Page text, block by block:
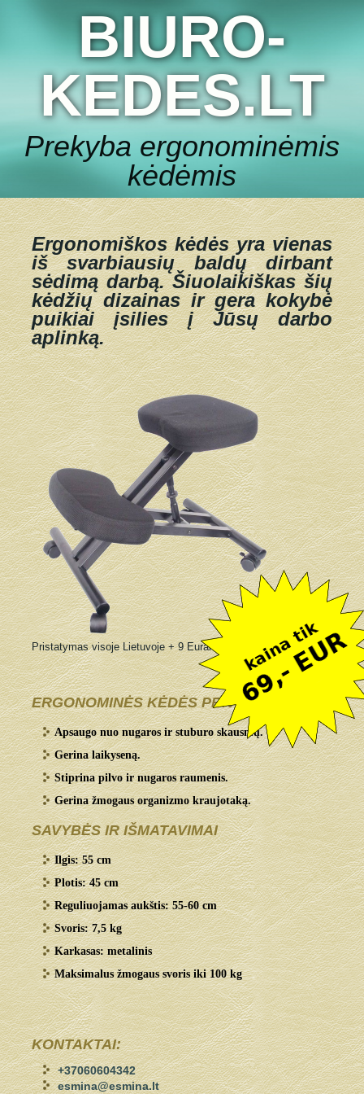
BIURO-
KEDES.LT
Prekyba ergonominėmis
kėdėmis
Ergonomiškos kėdės yra vienas
iš svarbiausių baldų dirbant
sėdimą darbą.Šiuolaikiškas šių
kėdžių dizainas ir gera kokybė
puikiai įsilies į Jūsų darbo
aplinką.
Pristatymas visoje Lietuvoje + 9 Eurai
ERGONOMINĖS KĖDĖS PRIVALUMAI:
Apsaugo nuo nugaros ir stuburo skausmų.
Gerina laikyseną.
Stiprina pilvo ir nugaros raumenis.
Gerina žmogaus organizmo kraujotaką.
SAVYBĖS IR IŠMATAVIMAI
Ilgis: 55 cm
Plotis: 45 cm
Reguliuojamas aukštis: 55-60 cm
Svoris: 7,5 kg
Karkasas: metalinis
Maksimalus žmogaus svoris iki 100 kg
KONTAKTAI:
+37060604342
esmina@esmina.lt